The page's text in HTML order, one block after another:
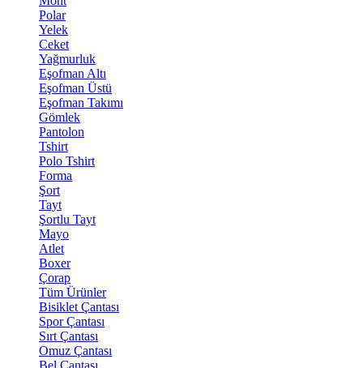
Polar
Yelek
Ceket
Yağmurluk
Eşofman Altı
Eşofman Üstü
Eşofman Takımı
Gömlek
Pantolon
Tshirt
Polo Tshirt
Forma
Şort
Tayt
Şortlu Tayt
Mayo
Atlet
Boxer
Çorap
Tüm Ürünler
Bisiklet Çantası
Spor Çantası
Sırt Çantası
Omuz Çantası
Bel Çantası